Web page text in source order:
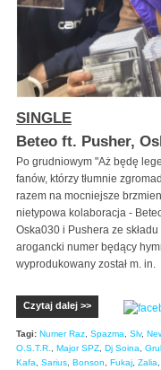
SINGLE
Beteo ft. Pusher,
Po grudniowym "Aż będę
fanów, którzy tłumnie
razem na mocniejsze
nietypowa kolaboracja -
Oska030 i Pushera ze
arogancki numer będący
wyprodukowany został m. in.
Czytaj dalej >>
Tagi: Numer Raz Spazma Slv,
O.S.T.R.
Major SPZ Dj Soina
Kafa
Sarius Bonson Fukaj Zalia